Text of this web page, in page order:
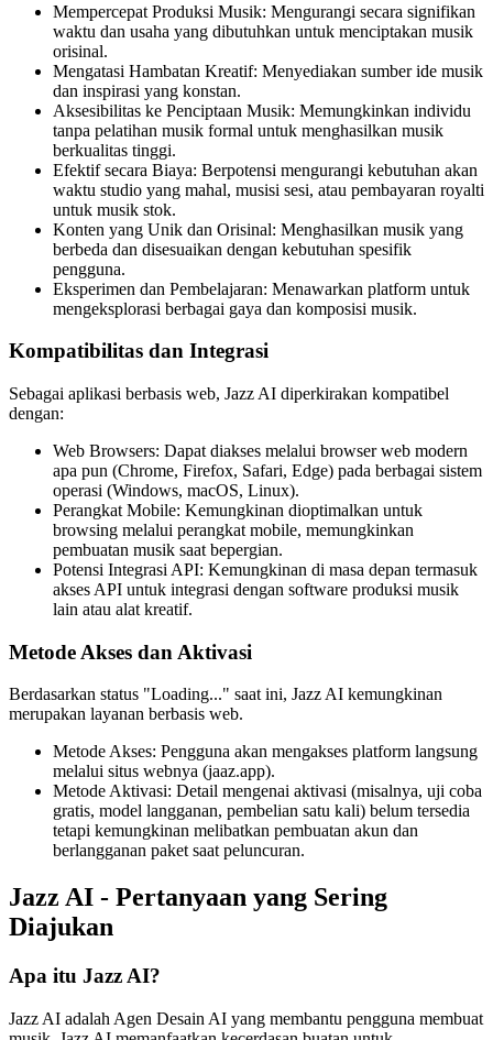
Mempercepat Produksi Musik: Mengurangi secara signifikan
waktu dan usaha yang dibutuhkan untuk menciptakan musik
orisinal.
Mengatasi Hambatan Kreatif: Menyediakan sumber ide musik
dan inspirasi yang konstan.
Aksesibilitas ke Penciptaan Musik: Memungkinkan individu
tanpa pelatihan musik formal untuk menghasilkan musik
berkualitas tinggi.
Efektif secara Biaya: Berpotensi mengurangi kebutuhan akan
waktu studio yang mahal, musisi sesi, atau pembayaran royalti
untuk musik stok.
Konten yang Unik dan Orisinal: Menghasilkan musik yang
berbeda dan disesuaikan dengan kebutuhan spesifik
pengguna.
Eksperimen dan Pembelajaran: Menawarkan platform untuk
mengeksplorasi berbagai gaya dan komposisi musik.
Kompatibilitas dan Integrasi
Sebagai aplikasi berbasis web, Jazz AI diperkirakan kompatibel
dengan:
Web Browsers: Dapat diakses melalui browser web modern
apa pun (Chrome, Firefox, Safari, Edge) pada berbagai sistem
operasi (Windows, macOS, Linux).
Perangkat Mobile: Kemungkinan dioptimalkan untuk
browsing melalui perangkat mobile, memungkinkan
pembuatan musik saat bepergian.
Potensi Integrasi API: Kemungkinan di masa depan termasuk
akses API untuk integrasi dengan software produksi musik
lain atau alat kreatif.
Metode Akses dan Aktivasi
Berdasarkan status "Loading..." saat ini, Jazz AI kemungkinan
merupakan layanan berbasis web.
Metode Akses: Pengguna akan mengakses platform langsung
melalui situs webnya (jaaz.app).
Metode Aktivasi: Detail mengenai aktivasi (misalnya, uji coba
gratis, model langganan, pembelian satu kali) belum tersedia
tetapi kemungkinan melibatkan pembuatan akun dan
berlangganan paket saat peluncuran.
Jazz AI - Pertanyaan yang Sering
Diajukan
Apa itu Jazz AI?
Jazz AI adalah Agen Desain AI yang membantu pengguna membuat